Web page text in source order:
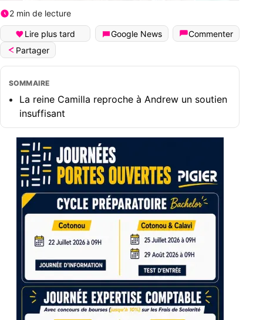
2 min de lecture
Lire plus tard Google News
Commenter
Partager
SOMMAIRE
La reine Camilla reproche à Andrew un soutien
insuffisant